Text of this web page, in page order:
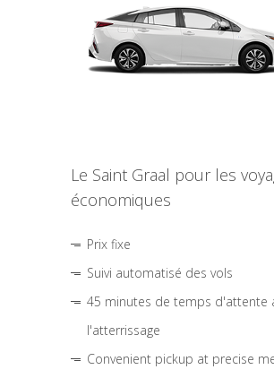
Le Saint Graal pour les
économiques
Prix fixe
Suivi automatisé des vols
45 minutes de temps d'attente
l'atterrissage
Convenient pickup at precise